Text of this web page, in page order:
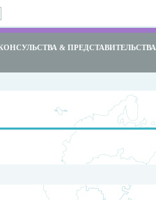
& ПРЕДСТАВИТЕЛЬСТВА